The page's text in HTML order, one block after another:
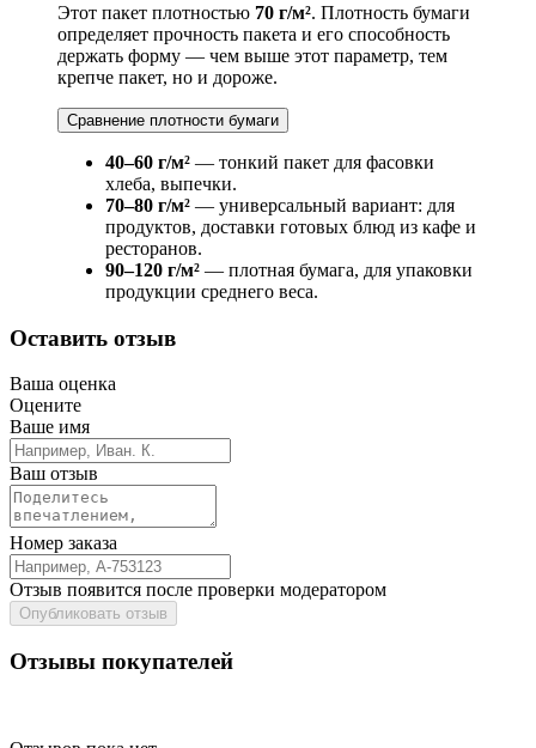
Этот пакет плотностью 70 г/м². Плотность бумаги
определяет прочность пакета и его способность
держать форму — чем выше этот параметр, тем
крепче пакет, но и дороже.
Сравнение плотности бумаги
40–60 г/м² — тонкий пакет для фасовки
хлеба, выпечки.
70–80 г/м² — универсальный вариант: для
продуктов, доставки готовых блюд из кафе и
ресторанов.
90–120 г/м² — плотная бумага, для упаковки
продукции среднего веса.
Оставить отзыв
Ваша оценка
Оцените
Ваше имя
Ваш отзыв
Номер заказа
Отзыв появится после проверки модератором
Опубликовать отзыв
Отзывы покупателей